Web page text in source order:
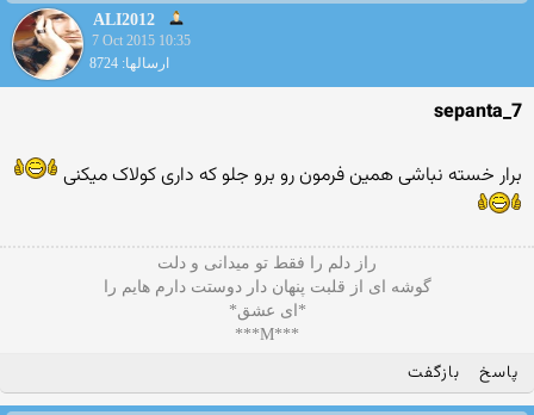
ALI2012
7 Oct 2015 10:35
ارسالها: 8724
sepanta_7
برار خسته نباشی همین فرمون رو برو جلو که داری کولاک میکنی
راز دلم را فقط تو میدانی و دلت
گوشه ای از قلبت پنهان دار دوستت دارم هایم را
*ای عشق*
***M***
پاسخ بازگفت